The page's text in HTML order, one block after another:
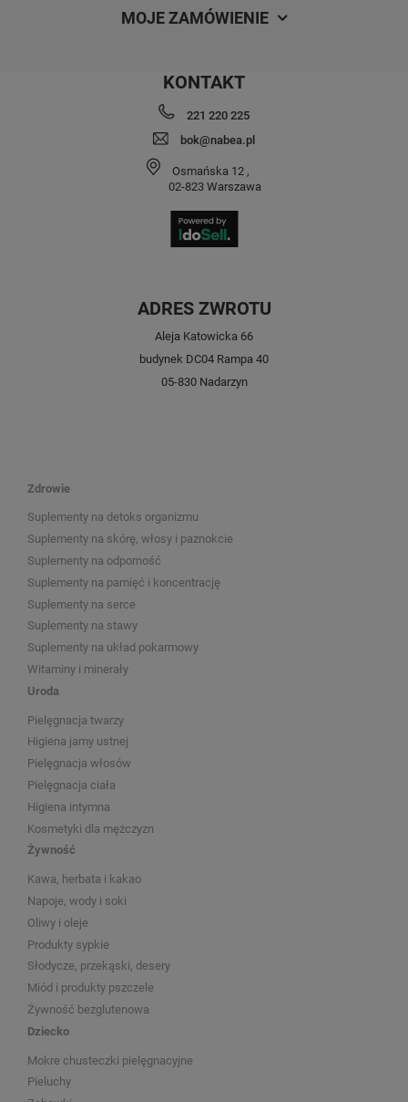
MOJE ZAMÓWIENIE
KONTAKT
221 220 225
bok@nabea.pl
Osmańska 12 ,
02-823 Warszawa
ADRES ZWROTU
Aleja Katowicka 66
budynek DC04 Rampa 40
05-830 Nadarzyn
Zdrowie
Suplementy na detoks organizmu
Suplementy na skórę, włosy i paznokcie
Suplementy na odporność
Suplementy na pamięć i koncentrację
Suplementy na serce
Suplementy na stawy
Suplementy na układ pokarmowy
Witaminy i minerały
Uroda
Pielęgnacja twarzy
Higiena jamy ustnej
Pielęgnacja włosów
Pielęgnacja ciała
Higiena intymna
Kosmetyki dla mężczyzn
Żywność
Kawa, herbata i kakao
Napoje, wody i soki
Oliwy i oleje
Produkty sypkie
Słodycze, przekąski, desery
Miód i produkty pszczele
Żywność bezglutenowa
Dziecko
Mokre chusteczki pielęgnacyjne
Pieluchy